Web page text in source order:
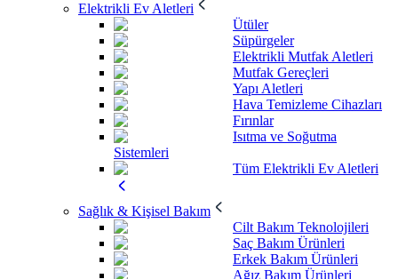
Elektrikli Ev Aletleri
Ütüler
Süpürgeler
Elektrikli Mutfak Aletleri
Mutfak Gereçleri
Yapı Aletleri
Hava Temizleme Cihazları
Fırınlar
Isıtma ve Soğutma
Sistemleri
Tüm Elektrikli Ev Aletleri
Sağlık & Kişisel Bakım
Cilt Bakım Teknolojileri
Saç Bakım Ürünleri
Erkek Bakım Ürünleri
Ağız Bakım Ürünleri